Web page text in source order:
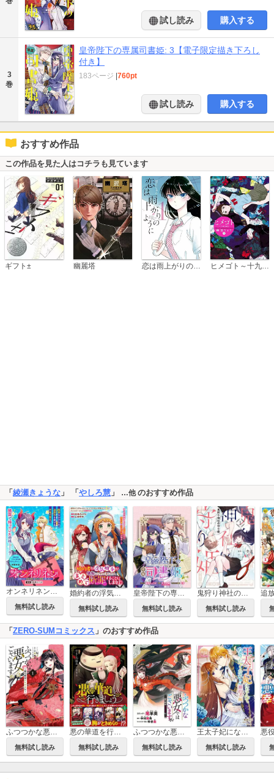
試し読み 購入する
3
巻
皇帝陛下の専属司書姫: 3【電子限定描き下ろし
付き】
183ページ |760pt
試し読み 購入する
おすすめ作品
この作品を見た人はコチラも見ています
ギフト± 幽麗塔 ヒメゴト～十九歳の制服～
「綾瀬きょうな 」 「やしろ慧 」 …他のおすすめ作品
オンネリネン～追放された半竜の聖女は幸せな物語に夢を見る～
無料試し読み
婚約者の浮気相手が懺悔しにやってきたので、まとめて断罪することにしました
無料試し読み
皇帝陛下の専属司書姫 【連載版】
無料試し読み
鬼狩り神社の守り姫
無料試し読み
「 ZERO-SUMコミックス 」のおすすめ作品
ふつつかな悪女ではございますが ～雛宮蝶鼠とりかえ伝～
無料試し読み
悪の華道を行きましょう【コミックス版】
無料試し読み
ふつつかな悪女ではございますが ～雛宮蝶鼠とりかえ伝～ 連載版
無料試し読み
王太子妃になんてなりたくない!! 婚約者編
無料試し読み